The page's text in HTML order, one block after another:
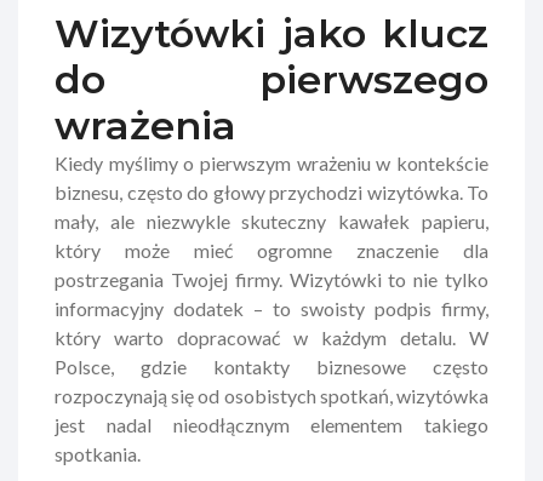
Wizytówki jako klucz
do pierwszego
wrażenia
Kiedy myślimy o pierwszym wrażeniu w kontekście
biznesu, często do głowy przychodzi wizytówka. To
mały, ale niezwykle skuteczny kawałek papieru,
który może mieć ogromne znaczenie dla
postrzegania Twojej firmy. Wizytówki to nie tylko
informacyjny dodatek – to swoisty podpis firmy,
który warto dopracować w każdym detalu. W
Polsce, gdzie kontakty biznesowe często
rozpoczynają się od osobistych spotkań, wizytówka
jest nadal nieodłącznym elementem takiego
spotkania.